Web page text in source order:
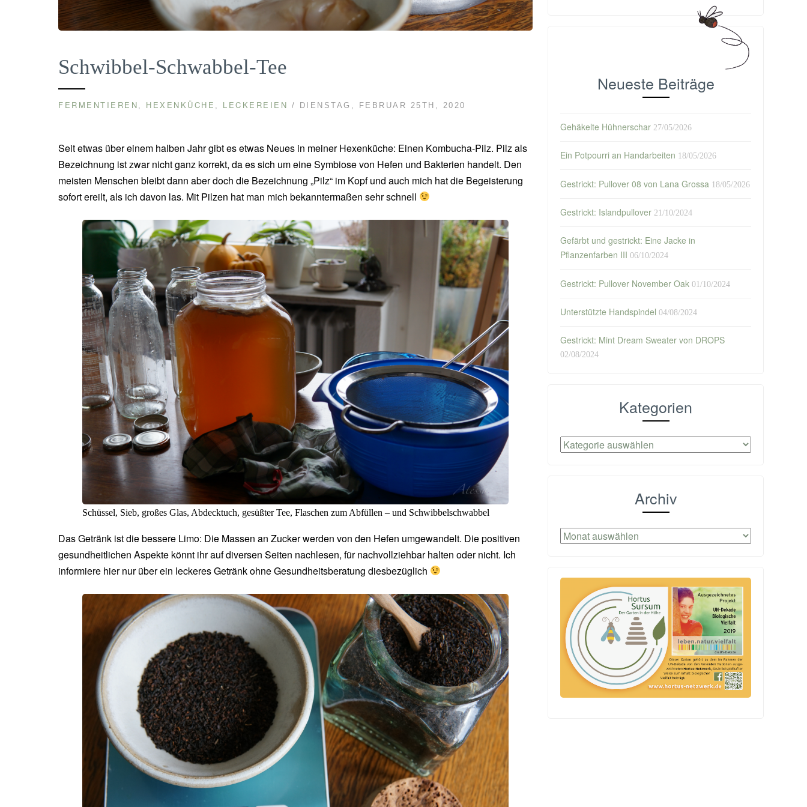
Schwibbel-Schwabbel-Tee
FERMENTIEREN HEXENKÜCHE LECKEREIEN / DIENSTAG, FEBRUAR 25TH, 2020
Seit etwas über einem halben Jahr gibt es etwas Neues in meiner Hexenküche: Einen Kombucha-Pilz. Pilz als
Bezeichnung ist zwar nicht ganz korrekt, da es sich um eine Symbiose von Hefen und Bakterien handelt. Den
meisten Menschen bleibt dann aber doch die Bezeichnung „Pilz“ im Kopf und auch mich hat die Begeisterung
sofort ereilt, als ich davon las. Mit Pilzen hat man mich bekanntermaßen sehr schnell
Schüssel, Sieb, großes Glas, Abdecktuch, gesüßter Tee, Flaschen zum Abfüllen – und Schwibbelschwabbel
Das Getränk ist die bessere Limo: Die Massen an Zucker werden von den Hefen umgewandelt. Die positiven
gesundheitlichen Aspekte könnt ihr auf diversen Seiten nachlesen, für nachvollziehbar halten oder nicht. Ich
informiere hier nur über ein leckeres Getränk ohne Gesundheitsberatung diesbezüglich
Neueste Beiträge
Gehäkelte Hühnerschar 27/05/2026
Ein Potpourri an Handarbeiten 18/05/2026
Gestrickt: Pullover 08 von Lana Grossa 18/05/2026
Gestrickt: Islandpullover 21/10/2024
Gefärbt und gestrickt: Eine Jacke in
Pflanzenfarben III 06/10/2024
Gestrickt: Pullover November Oak 01/10/2024
Unterstützte Handspindel 04/08/2024
Gestrickt: Mint Dream Sweater von DROPS
02/08/2024
Kategorien
Kategorien
Archiv
Archiv